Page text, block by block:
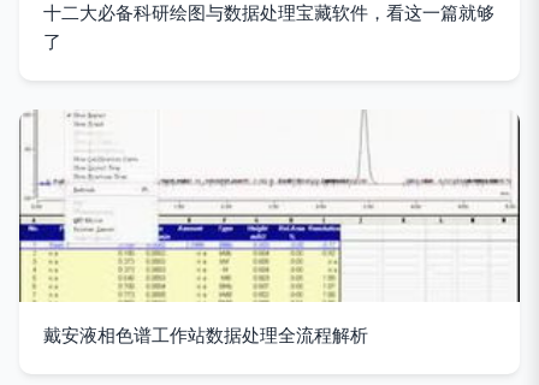
十二大必备科研绘图与数据处理宝藏软件，看这一篇就够
了
戴安液相色谱工作站数据处理全流程解析